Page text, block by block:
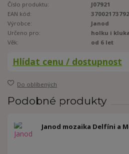
Číslo produktu:
J07921
EAN kód:
Výrobce:
Janod
Určeno pro:
holku i
Věk:
od 6 let
Hlídat cenu / dostupnost
Do oblíbených
Podobné produkty
Janod mozaika Delfíni a